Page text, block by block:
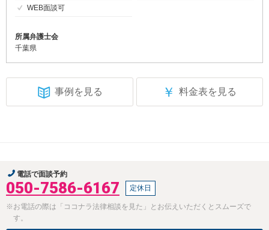
WEB面談可
所属弁護士会
千葉県
事例を見る ￥ 料金表を見る
電話で面談予約
050-7586-6167 定休日
※お電話の際は「ココナラ法律相談を見た」とお伝えいただくとスムーズで
す。